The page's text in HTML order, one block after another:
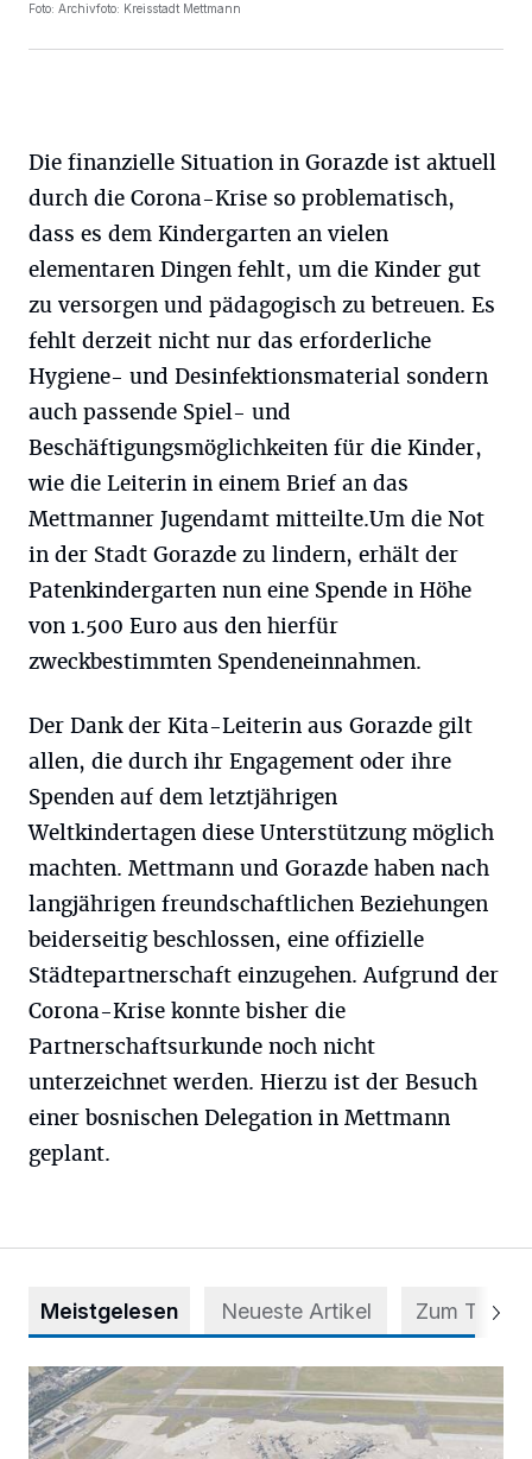
Foto: Archivfoto: Kreisstadt Mettmann
Die finanzielle Situation in Gorazde ist aktuell
durch die Corona-Krise so problematisch,
dass es dem Kindergarten an vielen
elementaren Dingen fehlt, um die Kinder gut
zu versorgen und pädagogisch zu betreuen. Es
fehlt derzeit nicht nur das erforderliche
Hygiene- und Desinfektionsmaterial sondern
auch passende Spiel- und
Beschäftigungsmöglichkeiten für die Kinder,
wie die Leiterin in einem Brief an das
Mettmanner Jugendamt mitteilte.Um die Not
in der Stadt Gorazde zu lindern, erhält der
Patenkindergarten nun eine Spende in Höhe
von 1.500 Euro aus den hierfür
zweckbestimmten Spendeneinnahmen.
Der Dank der Kita-Leiterin aus Gorazde gilt
allen, die durch ihr Engagement oder ihre
Spenden auf dem letztjährigen
Weltkindertagen diese Unterstützung möglich
machten. Mettmann und Gorazde haben nach
langjährigen freundschaftlichen Beziehungen
beiderseitig beschlossen, eine offizielle
Städtepartnerschaft einzugehen. Aufgrund der
Corona-Krise konnte bisher die
Partnerschaftsurkunde noch nicht
unterzeichnet werden. Hierzu ist der Besuch
einer bosnischen Delegation in Mettmann
geplant.
Meistgelesen Neueste Artikel Zum Thema
Vorsicht bei dubiosen „Park & Fly“-Anbietern